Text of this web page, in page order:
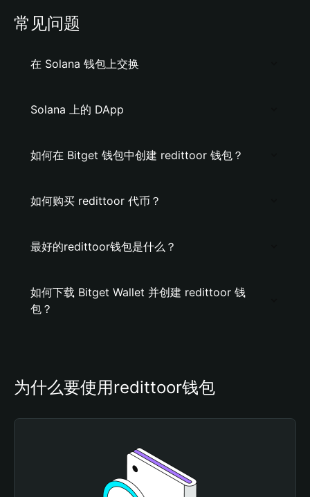
常见问题
在 Solana 钱包上交换
Solana 上的 DApp
如何在 Bitget 钱包中创建 redittoor 钱包？
如何购买 redittoor 代币？
最好的redittoor钱包是什么？
如何下载 Bitget Wallet 并创建 redittoor 钱
包？
为什么要使用redittoor钱包